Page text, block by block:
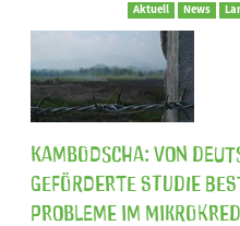
Aktuell News
Kambodscha: Von
geförderte Studie
Probleme im